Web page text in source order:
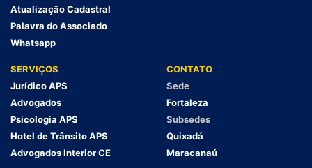
Atualização Cadastral
Palavra do Associado
Whatsapp
SERVIÇOS
Jurídico APS
Advogados
Psicologia APS
Hotel de Trânsito APS
Advogados Interior CE
CONTATO
Sede
Fortaleza
Subsedes
Quixadá
Maracanaú